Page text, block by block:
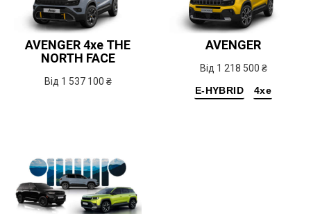
AVENGER4xe THE
NORTH FACE
Від 1 537 100 ₴
AVENGER
Від 1 218 500 ₴
E-HYBRID
4xe